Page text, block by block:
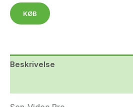
KØB
Beskrivelse